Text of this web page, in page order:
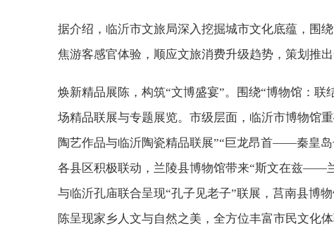
据介绍，临沂市文旅局深入挖掘城市文化底蕴，围
焦游客感官体验，顺应文旅消费升级趋势，策划推
焕新精品展陈，构筑“文博盛宴”。围绕“博物馆：
场精品联展与专题展览。市级层面，临沂市博物
陶艺作品与临沂陶瓷精品联展”“巨龙昂首——秦皇
各县区积极联动，兰陵县博物馆带来“斯文在兹——
与临沂孔庙联合呈现“孔子见老子”联展，莒南县博
陈呈现家乡人文与自然之美，全方位丰富市民文化体